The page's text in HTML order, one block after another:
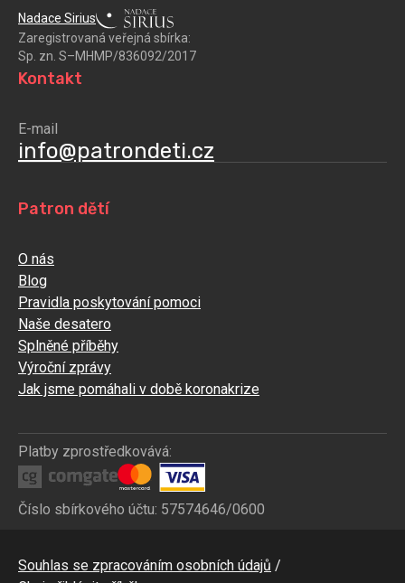
Nadace Sirius
Zaregistrovaná veřejná sbírka:
Sp. zn. S–MHMP/836092/2017
Patron dětí
O nás
Blog
Pravidla poskytování pomoci
Naše desatero
Splněné příběhy
Výroční zprávy
Jak jsme pomáhali v době koronakrize
Kontakt
E-mail
info@patrondeti.cz
Platby zprostředkovává:
Číslo sbírkového účtu: 57574646/0600
Bottom
Souhlas se zpracováním osobních údajů